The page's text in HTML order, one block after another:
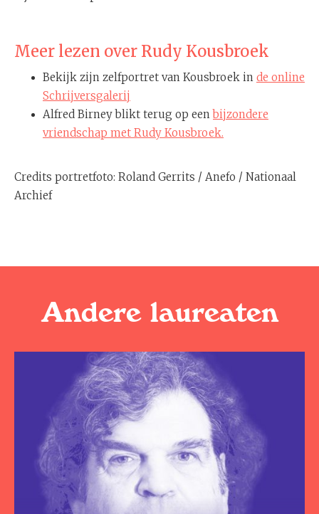
Meer lezen over Rudy Kousbroek
Bekijk zijn zelfportret van Kousbroek in de online
Schrijversgalerij
Alfred Birney blikt terug op een bijzondere
vriendschap met Rudy Kousbroek.
Credits portretfoto: Roland Gerrits / Anefo / Nationaal
Archief
Andere laureaten